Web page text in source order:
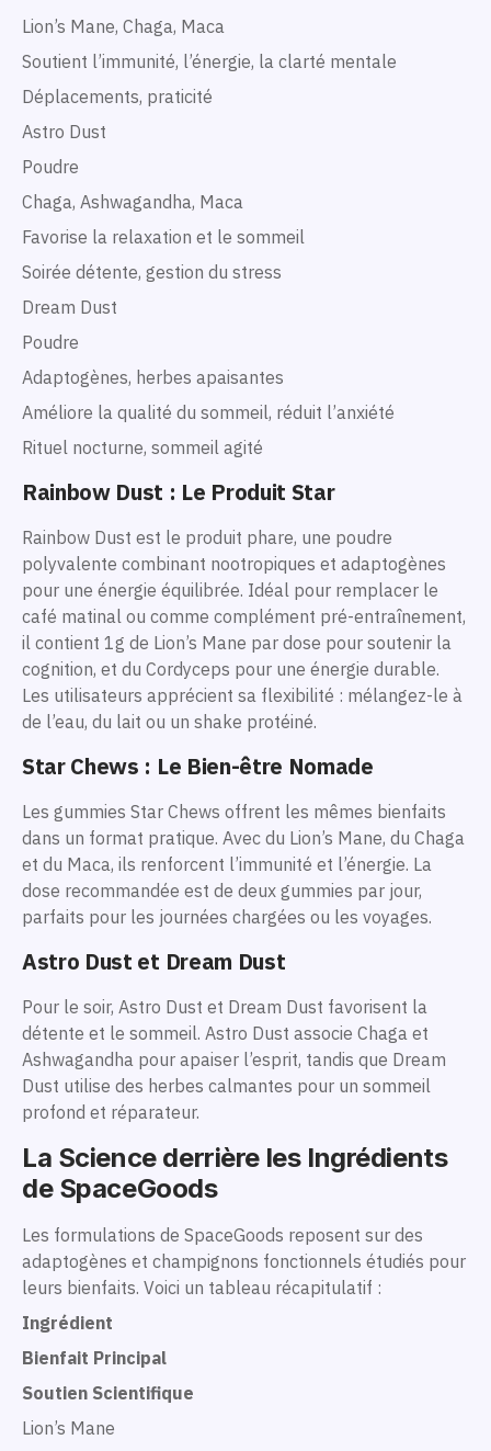
Lion’s Mane, Chaga, Maca
Soutient l’immunité, l’énergie, la clarté mentale
Déplacements, praticité
Astro Dust
Poudre
Chaga, Ashwagandha, Maca
Favorise la relaxation et le sommeil
Soirée détente, gestion du stress
Dream Dust
Poudre
Adaptogènes, herbes apaisantes
Améliore la qualité du sommeil, réduit l’anxiété
Rituel nocturne, sommeil agité
Rainbow Dust : Le Produit Star
Rainbow Dust est le produit phare, une poudre
polyvalente combinant nootropiques et adaptogènes
pour une énergie équilibrée. Idéal pour remplacer le
café matinal ou comme complément pré-entraînement,
il contient 1g de Lion’s Mane par dose pour soutenir la
cognition, et du Cordyceps pour une énergie durable.
Les utilisateurs apprécient sa flexibilité : mélangez-le à
de l’eau, du lait ou un shake protéiné.
Star Chews : Le Bien-être Nomade
Les gummies Star Chews offrent les mêmes bienfaits
dans un format pratique. Avec du Lion’s Mane, du Chaga
et du Maca, ils renforcent l’immunité et l’énergie. La
dose recommandée est de deux gummies par jour,
parfaits pour les journées chargées ou les voyages.
Astro Dust et Dream Dust
Pour le soir, Astro Dust et Dream Dust favorisent la
détente et le sommeil. Astro Dust associe Chaga et
Ashwagandha pour apaiser l’esprit, tandis que Dream
Dust utilise des herbes calmantes pour un sommeil
profond et réparateur.
La Science derrière les Ingrédients
de SpaceGoods
Les formulations de SpaceGoods reposent sur des
adaptogènes et champignons fonctionnels étudiés pour
leurs bienfaits. Voici un tableau récapitulatif :
Ingrédient
Bienfait Principal
Soutien Scientifique
Lion’s Mane